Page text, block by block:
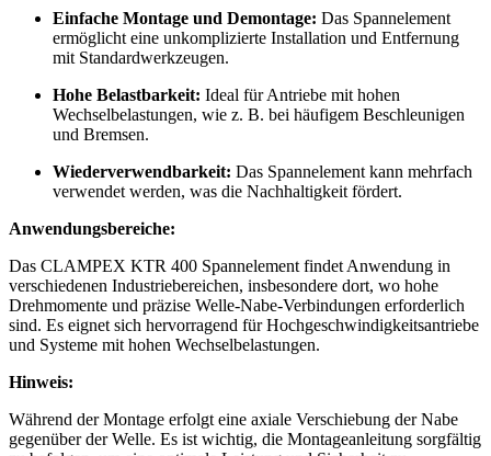
Einfache Montage und Demontage: Das Spannelement
ermöglicht eine unkomplizierte Installation und Entfernung
mit Standardwerkzeugen.
Hohe Belastbarkeit: Ideal für Antriebe mit hohen
Wechselbelastungen, wie z. B. bei häufigem Beschleunigen
und Bremsen.
Wiederverwendbarkeit: Das Spannelement kann mehrfach
verwendet werden, was die Nachhaltigkeit fördert.
Anwendungsbereiche:
Das CLAMPEX KTR 400 Spannelement findet Anwendung in
verschiedenen Industriebereichen, insbesondere dort, wo hohe
Drehmomente und präzise Welle-Nabe-Verbindungen erforderlich
sind. Es eignet sich hervorragend für Hochgeschwindigkeitsantriebe
und Systeme mit hohen Wechselbelastungen.
Hinweis:
Während der Montage erfolgt eine axiale Verschiebung der Nabe
gegenüber der Welle. Es ist wichtig, die Montageanleitung sorgfältig